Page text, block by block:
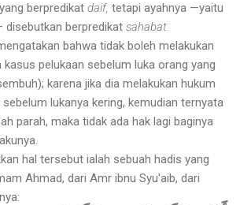
berpredikat daif, tetapi ayahnya —yaitu
berpredikat sahabat.
bahwa tidak boleh melakukan
kasus pelukaan sebelum luka orang yang
karena jika dia melakukan hukum
lukanya kering, kemudian ternyata
parah, maka tidak ada hak lagi baginya
hal tersebut ialah sebuah hadis yang
Ahmad, dari Amr ibnu Syu'aib, dari